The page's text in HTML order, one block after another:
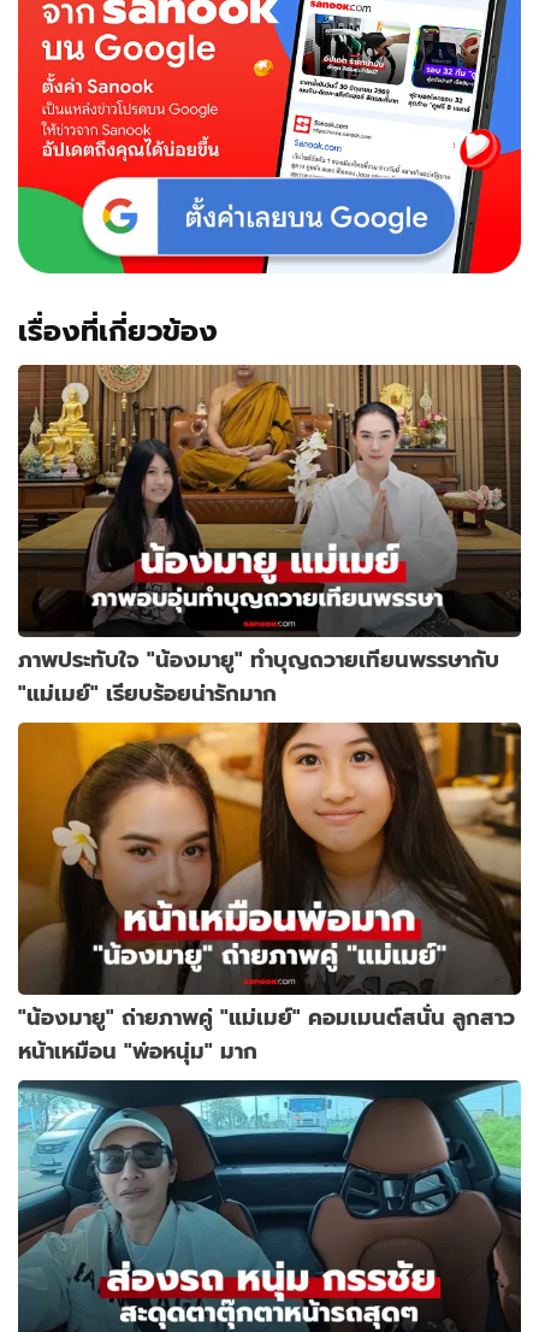
พิธีกร
ข่าว
แถว
หน้า
ของ
เมือง
เรื่องที่เกี่ยวข้อง
ภาพประทับใจ "น้องมายู" ทำบุญถวายเทียนพรรษากับ
"แม่เมย์" เรียบร้อยน่ารักมาก
"น้องมายู" ถ่ายภาพคู่ "แม่เมย์" คอมเมนต์สนั่น ลูกสาว
หน้าเหมือน "พ่อหนุ่ม" มาก